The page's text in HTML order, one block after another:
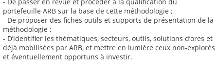
portefeuille ARB sur la base de cette méthodologie ;
- De proposer des fiches outils et supports de présentation de la
méthodologie ;
- D’identifier les thématiques, secteurs, outils, solutions d’ores et
déjà mobilisées par ARB, et mettre en lumière ceux non-explorés
et éventuellement opportuns à investir.